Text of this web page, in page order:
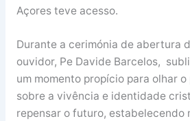
Açores teve acesso.
Durante a cerimónia de abertura
ouvidor, Pe Davide Barcelos,
um momento propício para olhar
sobre a vivência e identidade
repensar o futuro, estabelecendo